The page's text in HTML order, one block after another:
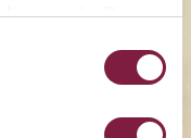
der Dienste